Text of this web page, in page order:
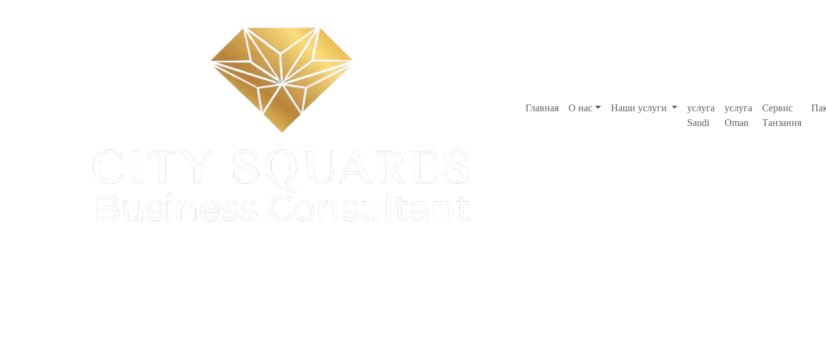
Главная О нас Наши услуги
услуга
Saudi
услуга
Oman
Сервис
Танзания